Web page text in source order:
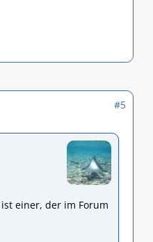
#5
einer, der im Forum